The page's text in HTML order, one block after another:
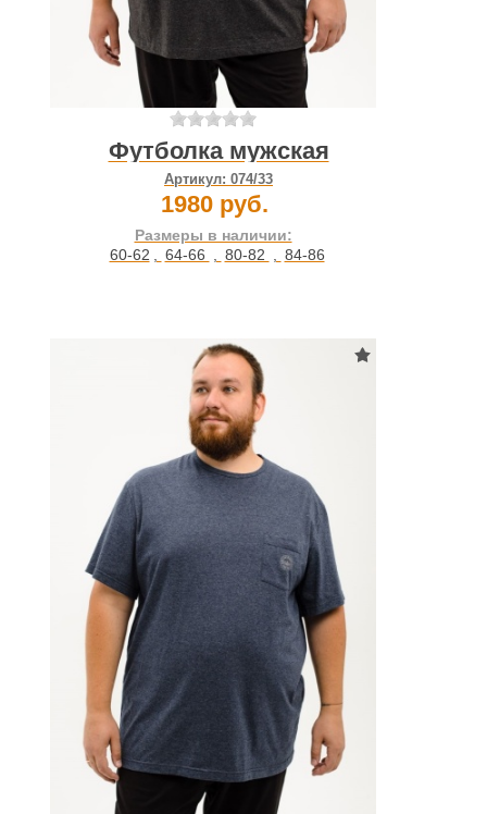
Футболка мужская
Артикул: 074/33
1980 руб.
Размеры в наличии:
60-62 , 64-66 , 80-82 , 84-86